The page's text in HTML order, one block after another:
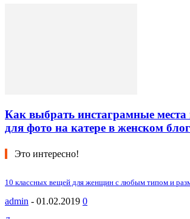
Как выбрать инстаграмные места
для фото на катере в женском
Это интересно!
10 классных вещей для женщин с любым типом и
admin - 01.02.2019 0